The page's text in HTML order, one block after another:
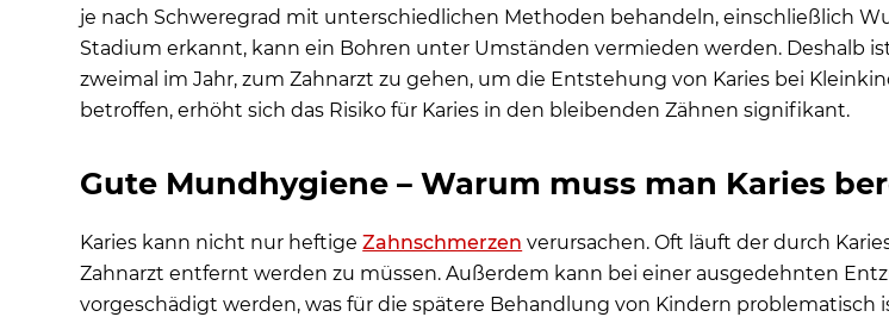
je nach Schweregrad mit unterschiedlichen Methoden behandeln, einschließlich
Stadium erkannt, kann ein Bohren unter Umständen vermieden werden. Deshalb
zweimal im Jahr, zum Zahnarzt zu gehen, um die Entstehung von Karies bei
betroffen, erhöht sich das Risiko für Karies in den bleibenden Zähnen signifikant.
Gute Mundhygiene – Warum muss man Karies
Karies kann nicht nur heftigeZahnschmerzen verursachen. Oft läuft der durch
Zahnarzt entfernt werden zu müssen. Außerdem kann bei einer ausgedehnten
vorgeschädigt werden, was für die spätere Behandlung von Kindern problematisch